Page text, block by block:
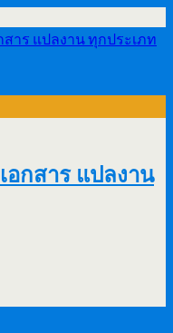
าร แปลงาน ทุกประเภท
อกสาร แปลงาน